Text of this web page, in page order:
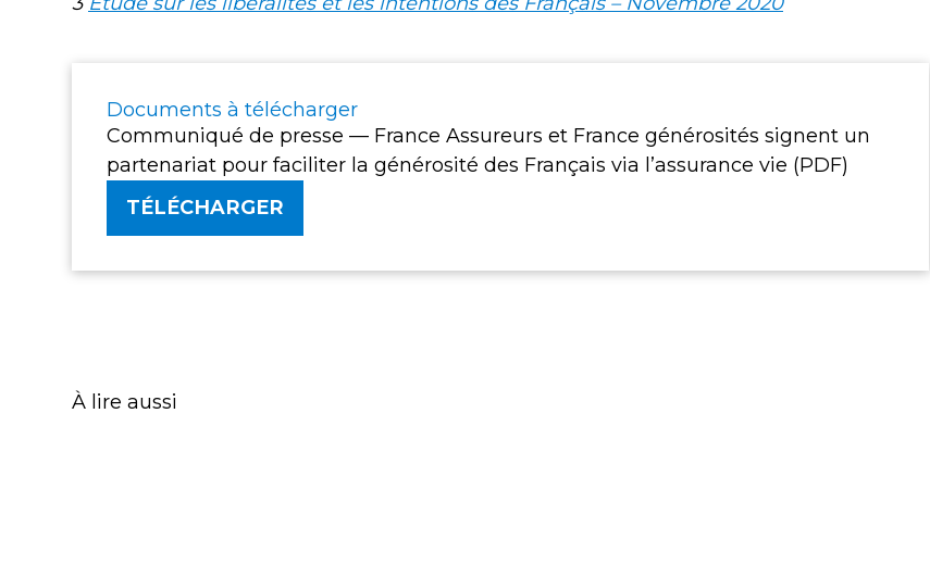
Documents à télécharger
Communiqué de presse — France Assureurs et France générosités signent un
partenariat pour faciliter la générosité des Français via l’assurance vie (PDF)
TÉLÉCHARGER
À lire aussi